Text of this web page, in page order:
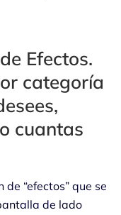
Efectos.
categoría
cuantas
“efectos” que se
de lado